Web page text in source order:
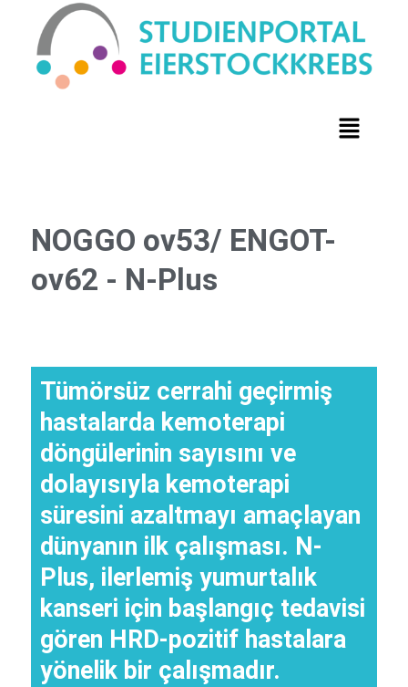
NOGGO ov53/ ENGOT-
ov62 - N-Plus
Tümörsüz cerrahi geçirmiş
hastalarda kemoterapi
döngülerinin sayısını ve
dolayısıyla kemoterapi
süresini azaltmayı amaçlayan
dünyanın ilk çalışması. N-
Plus, ilerlemiş yumurtalık
kanseri için başlangıç tedavisi
gören HRD-pozitif hastalara
yönelik bir çalışmadır.